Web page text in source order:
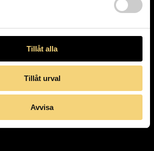
Tillåt alla
Tillåt urval
Avvisa